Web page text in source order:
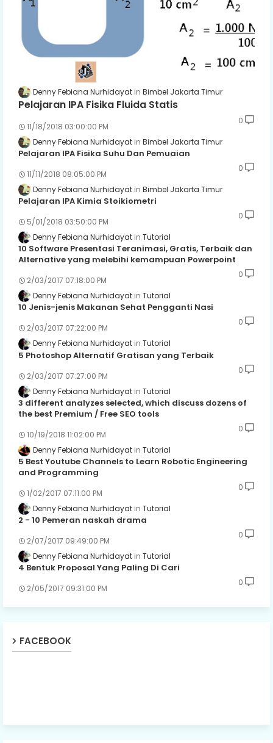
Denny Febiana Nurhidayat Bimbel Jakarta Timur
Pelajaran IPA Fisika Fluida Statis
11/18/2018 03:00:00 PM
0
Denny Febiana Nurhidayat Bimbel Jakarta Timur
Pelajaran IPA Fisika Suhu Dan Pemuaian
11/11/2018 08:05:00 PM
0
Denny Febiana Nurhidayat Bimbel Jakarta Timur
Pelajaran IPA Kimia Stoikiometri
5/01/2018 03:50:00 PM
0
Denny Febiana Nurhidayat Tutorial
10 Software Presentasi Teranimasi, Gratis, Terbaik dan
Alternative yang melebihi kemampuan Powerpoint
2/03/2017 07:18:00 PM
0
Denny Febiana Nurhidayat Tutorial
10 Jenis-jenis Makanan Sehat Pengganti Nasi
2/03/2017 07:22:00 PM
0
Denny Febiana Nurhidayat Tutorial
5 Photoshop Alternatif Gratisan yang Terbaik
2/03/2017 07:27:00 PM
0
Denny Febiana Nurhidayat Tutorial
3 different analyzes selected, which discuss dozens of
the best Premium / Free SEO tools
10/19/2018 11:02:00 PM
0
Denny Febiana Nurhidayat Tutorial
5 Best Youtube Channels to Learn Robotic Engineering
and Programming
1/02/2017 07:11:00 PM
0
Denny Febiana Nurhidayat Tutorial
2 - 10 Pemeran naskah drama
2/07/2017 09:49:00 PM
0
Denny Febiana Nurhidayat Tutorial
4 Bentuk Proposal Yang Paling Di Cari
2/05/2017 09:31:00 PM
0
FACEBOOK